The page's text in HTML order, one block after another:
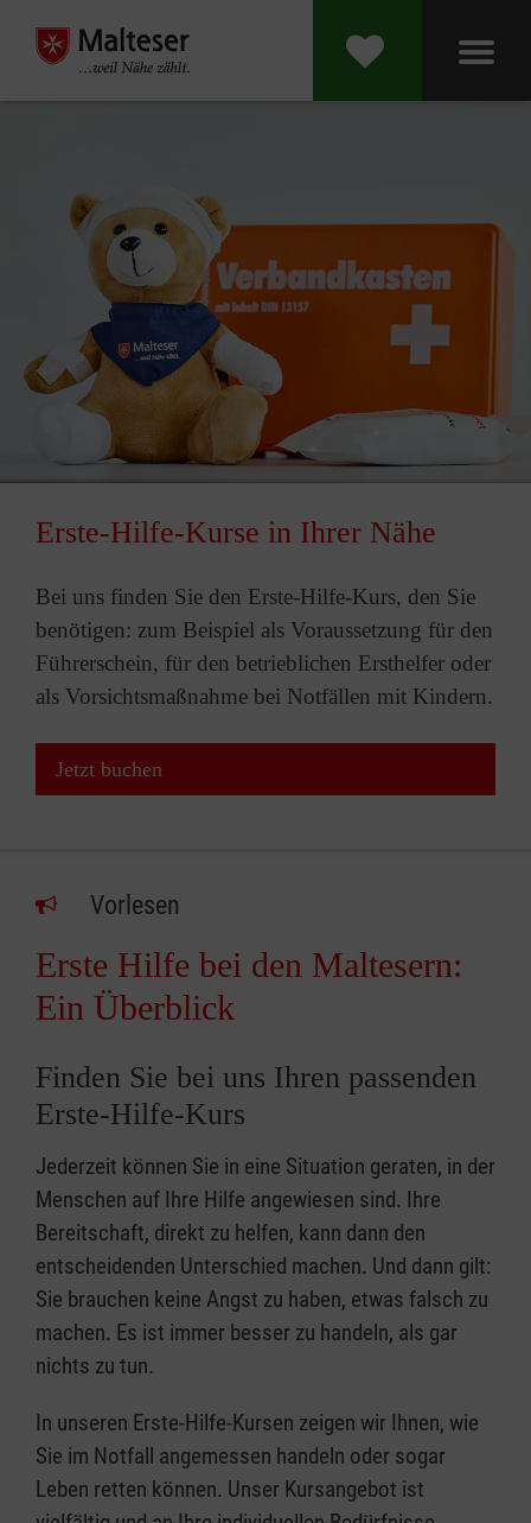
Erste-Hilfe-Kurse in Ihrer Nähe
Bei uns finden Sie den Erste-Hilfe-Kurs, den Sie
benötigen: zum Beispiel als Voraussetzung für den
Führerschein, für den betrieblichen Ersthelfer oder
als Vorsichtsmaßnahme bei Notfällen mit Kindern.
Jetzt buchen
Vorlesen
Erste Hilfe bei den Maltesern:
Ein Überblick
Finden Sie bei uns Ihren passenden
Erste-Hilfe-Kurs
Jederzeit können Sie in eine Situation geraten, in der
Menschen auf Ihre Hilfe angewiesen sind. Ihre
Bereitschaft, direkt zu helfen, kann dann den
entscheidenden Unterschied machen. Und dann gilt:
Sie brauchen keine Angst zu haben, etwas falsch zu
machen. Es ist immer besser zu handeln, als gar
nichts zu tun.
In unseren Erste-Hilfe-Kursen zeigen wir Ihnen, wie
Sie im Notfall angemessen handeln oder sogar
Leben retten können. Unser Kursangebot ist